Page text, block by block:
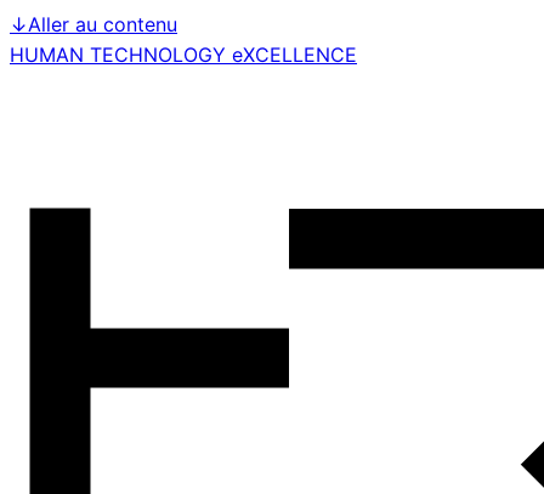
↓Aller au contenu
HUMAN TECHNOLOGY eXCELLENCE